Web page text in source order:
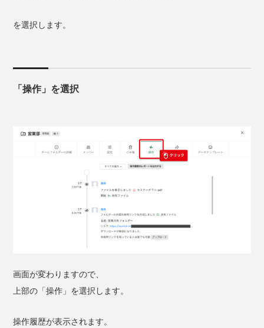
を選択します。
「操作」を選択
画面が変わりますので、
上部の「操作」を選択します。
操作履歴が表示されます。